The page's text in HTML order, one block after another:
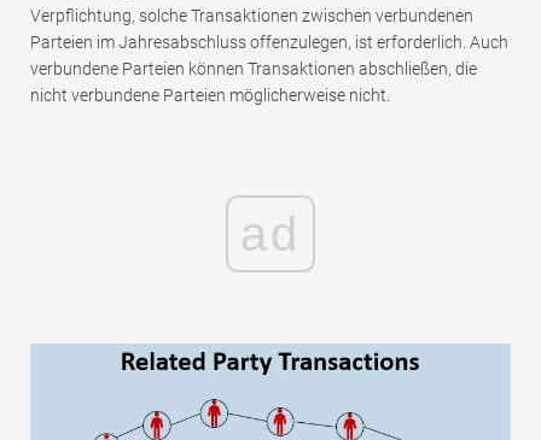
Verpflichtung, solche Transaktionen zwischen verbundenen
Parteien im Jahresabschluss offenzulegen, ist erforderlich. Auch
verbundene Parteien können Transaktionen abschließen, die
nicht verbundene Parteien möglicherweise nicht.
ad